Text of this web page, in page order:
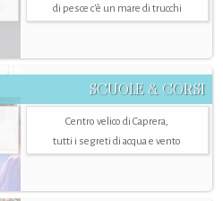
di pesce c'è un mare di trucchi
SCUOLE & CORSI
Centro velico di Caprera,
tutti i segreti di acqua e vento